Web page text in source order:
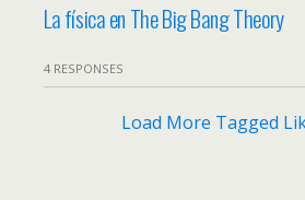
La física en The Big Bang Theory
4 RESPONSES
Load More Tagged